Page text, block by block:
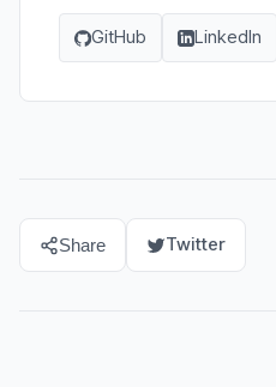
GitHub LinkedIn
Share Twitter